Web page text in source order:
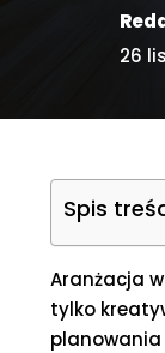
26
Spis
Aranżacja
tylko